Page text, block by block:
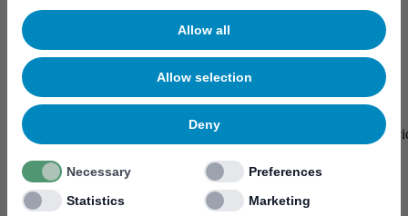
Allow all
Allow selection
Deny
Necessary
Preferences
Statistics
Marketing
Our service network spans the globe. There are Mycronic